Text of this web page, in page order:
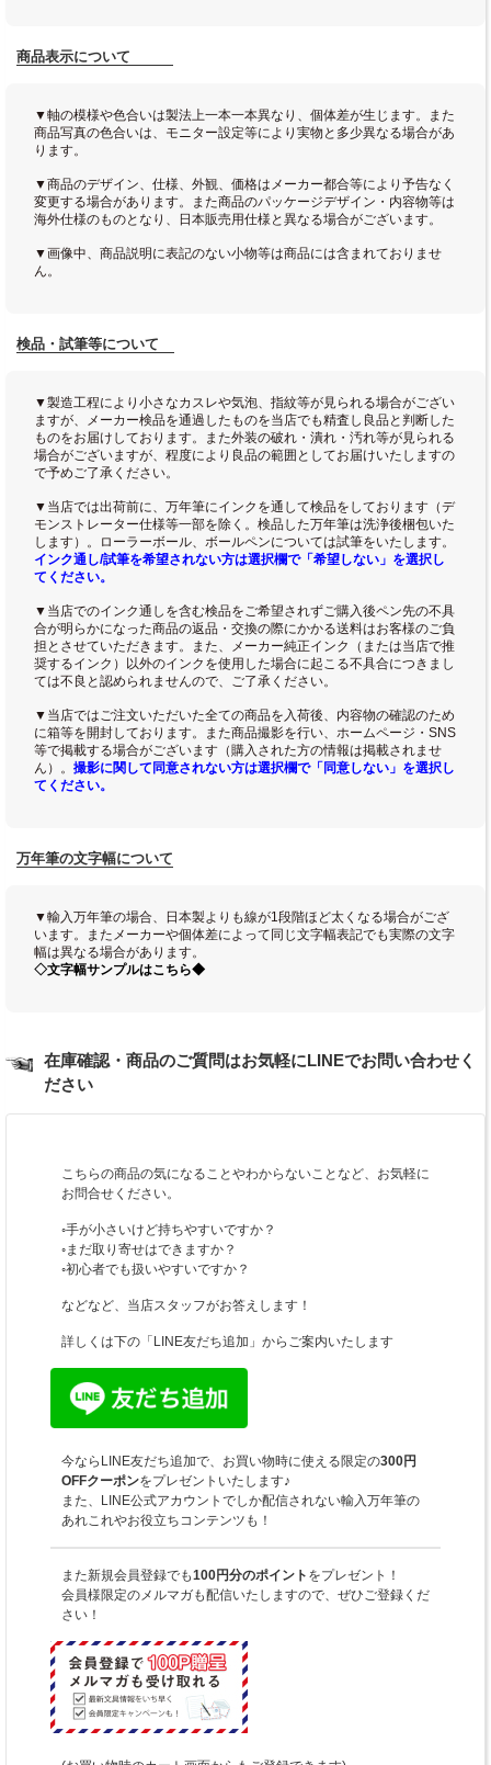
商品表示について
▼軸の模様や色合いは製法上一本一本異なり、個体差が生じます。また
商品写真の色合いは、モニター設定等により実物と多少異なる場合があ
ります。
▼商品のデザイン、仕様、外観、価格はメーカー都合等により予告なく
変更する場合があります。また商品のパッケージデザイン・内容物等は
海外仕様のものとなり、日本販売用仕様と異なる場合がございます。
▼画像中、商品説明に表記のない小物等は商品には含まれておりませ
ん。
検品・試筆等について
▼製造工程により小さなカスレや気泡、指紋等が見られる場合がござい
ますが、メーカー検品を通過したものを当店でも精査し良品と判断した
ものをお届けしております。また外装の破れ・潰れ・汚れ等が見られる
場合がございますが、程度により良品の範囲としてお届けいたしますの
で予めご了承ください。
▼当店では出荷前に、万年筆にインクを通して検品をしております（デ
モンストレーター仕様等一部を除く。検品した万年筆は洗浄後梱包いた
します）。ローラーボール、ボールペンについては試筆をいたします。
インク通し/試筆を希望されない方は選択欄で「希望しない」を選択し
てください。
▼当店でのインク通しを含む検品をご希望されずご購入後ペン先の不具
合が明らかになった商品の返品・交換の際にかかる送料はお客様のご負
担とさせていただきます。また、メーカー純正インク（または当店で推
奨するインク）以外のインクを使用した場合に起こる不具合につきまし
ては不良と認められませんので、ご了承ください。
▼当店ではご注文いただいた全ての商品を入荷後、内容物の確認のため
に箱等を開封しております。また商品撮影を行い、ホームページ・SNS
等で掲載する場合がございます（購入された方の情報は掲載されませ
ん）。 撮影に関して同意されない方は選択欄で「同意しない」を選択し
てください。
万年筆の文字幅について
▼輸入万年筆の場合、日本製よりも線が1段階ほど太くなる場合がござ
います。またメーカーや個体差によって同じ文字幅表記でも実際の文字
幅は異なる場合があります。
◇文字幅サンプルはこちら◆
在庫確認・商品のご質問はお気軽にLINEでお問い合わせく
ださい
こちらの商品の気になることやわからないことなど、お気軽に
お問合せください。
◦手が小さいけど持ちやすいですか？
◦まだ取り寄せはできますか？
◦初心者でも扱いやすいですか？
などなど、当店スタッフがお答えします！
詳しくは下の「LINE友だち追加」からご案内いたします
今ならLINE友だち追加で、お買い物時に使える限定の300円
OFFクーポンをプレゼントいたします♪
また、LINE公式アカウントでしか配信されない輸入万年筆の
あれこれやお役立ちコンテンツも！
また新規会員登録でも100円分のポイント をプレゼント！
会員様限定のメルマガも配信いたしますので、ぜひご登録くだ
さい！